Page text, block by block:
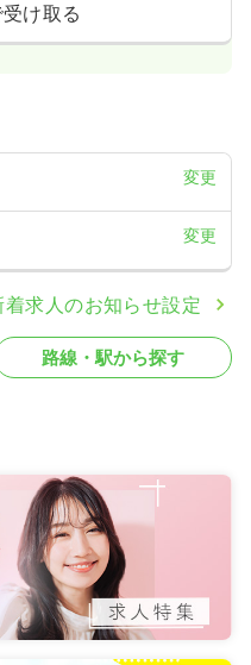
け取る
変更
変更
求人のお知らせ設定
路線・駅から探す